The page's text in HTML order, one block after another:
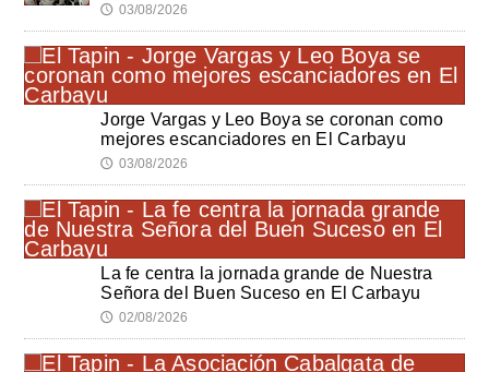
🕔 03/08/2026
Jorge Vargas y Leo Boya se coronan como
mejores escanciadores en El Carbayu
🕔 03/08/2026
La fe centra la jornada grande de Nuestra
Señora del Buen Suceso en El Carbayu
🕔 02/08/2026